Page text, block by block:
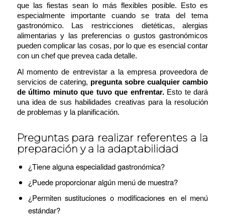
que las fiestas sean lo más flexibles posible. Esto es
especialmente importante cuando se trata del tema
gastronómico. Las restricciones dietéticas, alergias
alimentarias y las preferencias o gustos gastronómicos
pueden complicar las cosas, por lo que es esencial contar
con un chef que prevea cada detalle.
Al momento de entrevistar a la empresa proveedora de
servicios de catering, pregunta sobre cualquier cambio
de último minuto que tuvo que enfrentar.Esto te dará
una idea de sus habilidades creativas para la resolución
de problemas y la planificación.
Preguntas para realizar referentes a la
preparación y a la adaptabilidad
¿Tiene alguna especialidad gastronómica?
¿Puede proporcionar algún menú de muestra?
¿Permiten sustituciones o modificaciones en el menú
estándar?